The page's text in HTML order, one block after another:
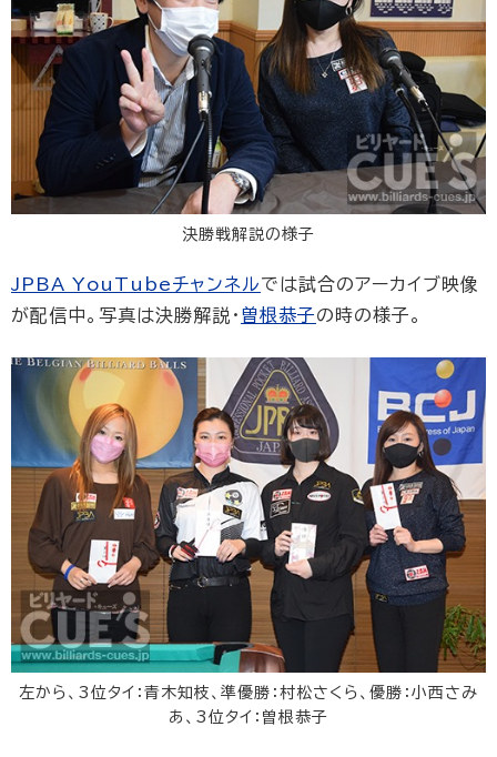
決勝戦解説の様子
JPBA YouTubeチャンネルでは試合のアーカイブ映像
が配信中。写真は決勝解説・ 曽根恭子の時の様子。
左から、3位タイ：青木知枝、準優勝：村松さくら、優勝：小西さみ
あ、3位タイ：曽根恭子